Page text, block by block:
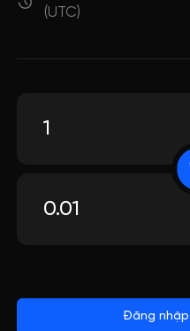
(UTC)
Đăng nhập